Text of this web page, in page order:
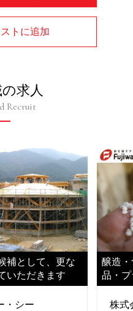
トに追加
求人
Recruit
補として、更な
いただきます
・シー
醸造
品・
担当
株式